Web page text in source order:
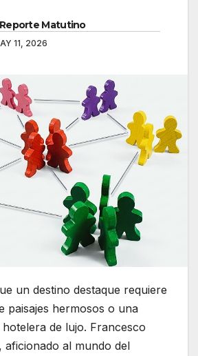
Reporte Matutino
11, 2026
un destino destaque requiere
paisajes hermosos o una
de lujo. Francesco
aficionado al mundo del